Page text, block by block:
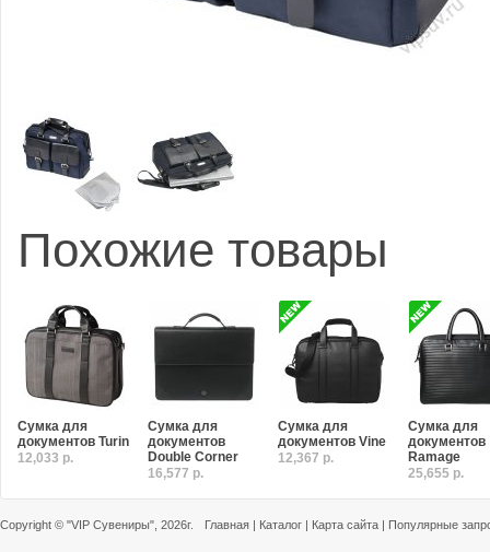
Похожие товары
Сумка для
документов Turin
12,033 р.
Сумка для
документов
Double Corner
16,577 р.
Сумка для
документов Vine
12,367 р.
Сумка для
документов
Ramage
25,655 р.
Copyright © "VIP Сувениры" , 2026г. Главная | Каталог | Карта сайта | Популярные